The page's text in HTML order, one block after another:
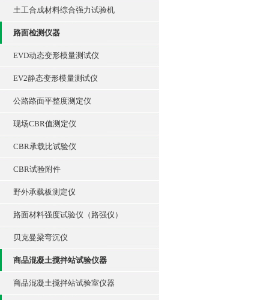
土工合成材料综合强力试验机
路面检测仪器
EVD动态变形模量测试仪
EV2静态变形模量测试仪
公路路面平整度测定仪
现场CBR值测定仪
CBR承载比试验仪
CBR试验附件
野外承载板测定仪
路面材料强度试验仪（路强仪）
贝克曼梁弯沉仪
商品混凝土搅拌站试验仪器
商品混凝土搅拌站试验室仪器